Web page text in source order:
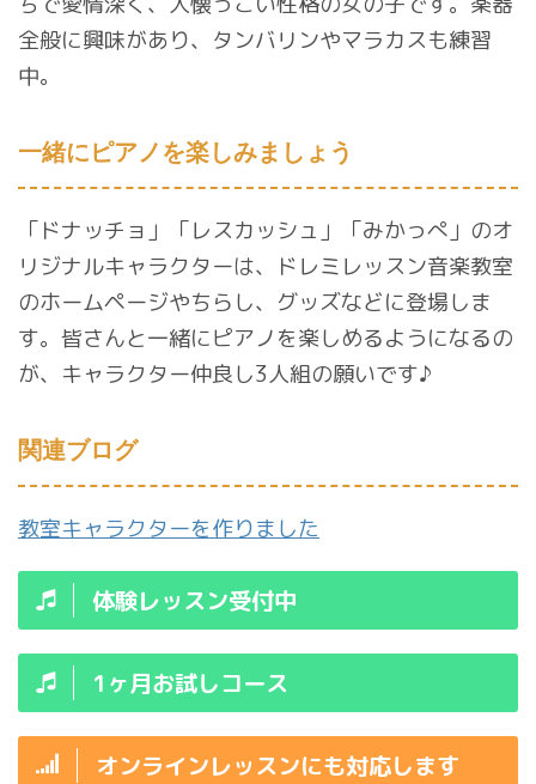
全般に興味があり、タンバリンやマラカスも練習
中。
一緒にピアノを楽しみましょう
「ドナッチョ」「レスカッシュ」「みかっぺ」のオ
リジナルキャラクターは、ドレミレッスン音楽教室
のホームページやちらし、グッズなどに登場しま
す。皆さんと一緒にピアノを楽しめるようになるの
が、キャラクター仲良し3人組の願いです♪
関連ブログ
教室キャラクターを作りました
体験レッスン受付中
1ヶ月お試しコース
オンラインレッスンにも対応します